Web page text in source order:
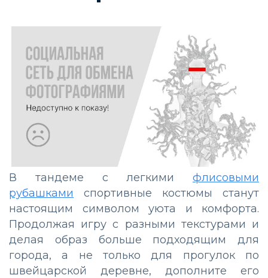
В тандеме с легкими флисовыми
рубашками спортивные костюмы станут
настоящим символом уюта и комфорта.
Продолжая игру с разными текстурами и
делая образ больше подходящим для
города, а не только для прогулок по
швейцарской деревне, дополните его